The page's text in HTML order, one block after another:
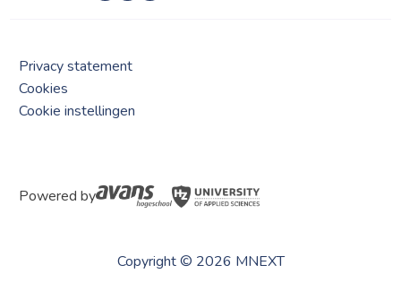
Copyright © 2026 MNEXT
Powered by
Privacy statement
Cookies
Cookie instellingen